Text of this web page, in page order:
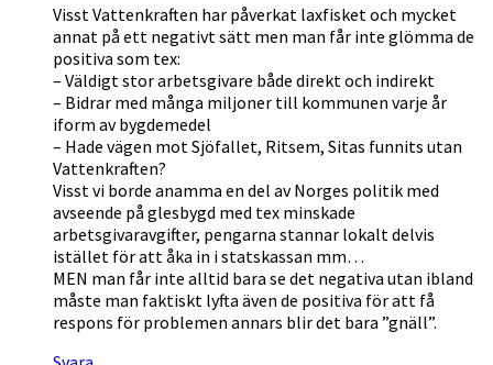
Visst Vattenkraften har påverkat laxfisket och mycket
annat på ett negativt sätt men man får inte glömma de
positiva som tex:
– Väldigt stor arbetsgivare både direkt och indirekt
– Bidrar med många miljoner till kommunen varje år
iform av bygdemedel
– Hade vägen mot Sjöfallet, Ritsem, Sitas funnits utan
Vattenkraften?
Visst vi borde anamma en del av Norges politik med
avseende på glesbygd med tex minskade
arbetsgivaravgifter, pengarna stannar lokalt delvis
istället för att åka in i statskassan mm…
MEN man får inte alltid bara se det negativa utan ibland
måste man faktiskt lyfta även de positiva för att få
respons för problemen annars blir det bara ”gnäll”.